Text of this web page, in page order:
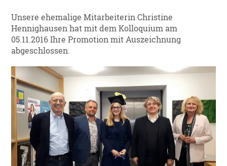
Unsere ehemalige Mitarbeiterin Christine
Hennighausen hat mit dem Kolloquium am
05.11.2016 Ihre Promotion mit Auszeichnung
abgeschlossen.